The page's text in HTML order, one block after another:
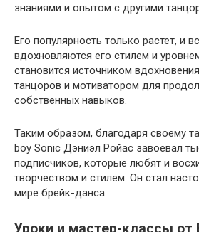
знаниями и опытом с другими
Его популярность только растет, и
вдохновляются его стилем и
становится источником
танцоров и мотиватором для
собственных навыков.
Таким образом, благодаря своему
boy Sonic Дэниэл Ройас завоевал
подписчиков, которые любят и
творчеством и стилем. Он стал
мире брейк-данса.